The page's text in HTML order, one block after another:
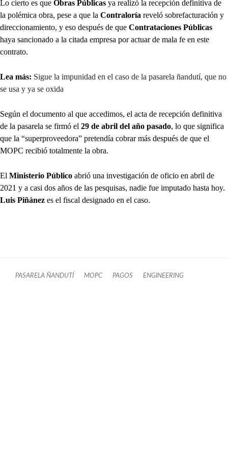
Lo cierto es que Obras Públicas ya realizó la recepción definitiva de
la polémica obra, pese a que la Contraloría reveló sobrefacturación y
direccionamiento, y eso después de que Contrataciones Públicas
haya sancionado a la citada empresa por actuar de mala fe en este
contrato.
Lea más: Sigue la impunidad en el caso de la pasarela ñandutí, que no
se usa y ya se oxida
Según el documento al que accedimos, el acta de recepción definitiva
de la pasarela se firmó el 29 de abril del año pasado, lo que significa
que la “superproveedora” pretendía cobrar más después de que el
MOPC recibió totalmente la obra.
El Ministerio Público abrió una investigación de oficio en abril de
2021 y a casi dos años de las pesquisas, nadie fue imputado hasta hoy.
Luis Piñánez es el fiscal designado en el caso.
PASARELA ÑANDUTÍ MOPC PAGOS ENGINEERING